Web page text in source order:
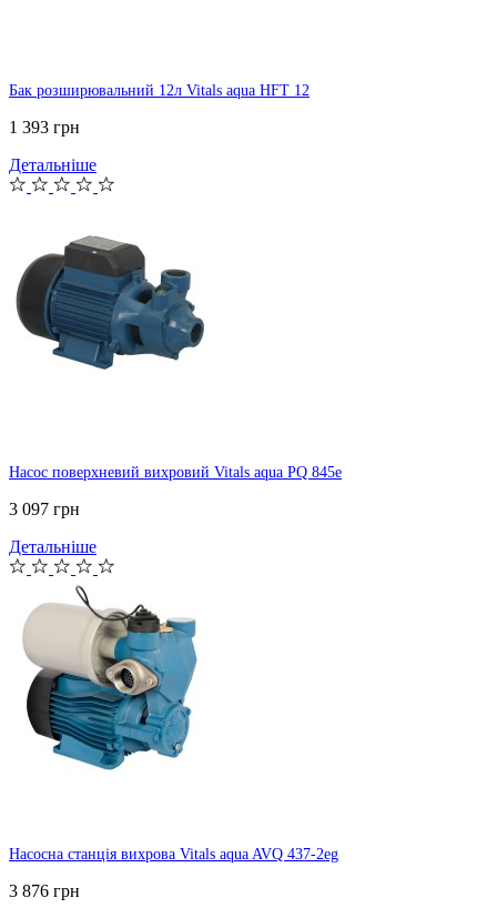
Бак розширювальний 12л Vitals aqua HFT 12
1 393 грн
Детальніше
Насос поверхневий вихровий Vitals aqua PQ 845e
3 097 грн
Детальніше
Насосна станція вихрова Vitals aqua AVQ 437-2eg
3 876 грн